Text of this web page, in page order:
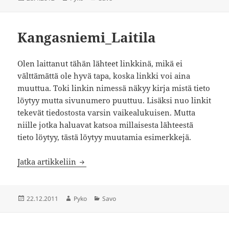
Kangasniemi_Laitila
Olen laittanut tähän lähteet linkkinä, mikä ei
välttämättä ole hyvä tapa, koska linkki voi aina
muuttua. Toki linkin nimessä näkyy kirja mistä tieto
löytyy mutta sivunumero puuttuu. Lisäksi nuo linkit
tekevät tiedostosta varsin vaikealukuisen. Mutta
niille jotka haluavat katsoa millaisesta lähteestä
tieto löytyy, tästä löytyy muutamia esimerkkejä.
Jatka artikkeliin Kangasniemi_Laitila
Julkaistu
22.12.2011 Kirjoittaja
Pyko Kategoriat
Savo